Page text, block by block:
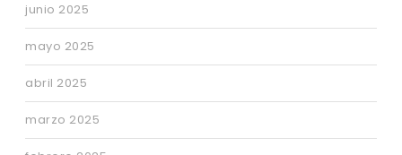
junio 2025
mayo 2025
abril 2025
marzo 2025